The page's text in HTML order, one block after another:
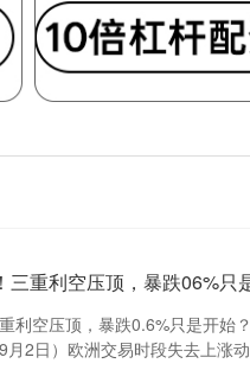
三重利空压顶，暴跌06%只
利空压顶，暴跌0.6%只是开始
2日）欧洲交易时段失去上涨